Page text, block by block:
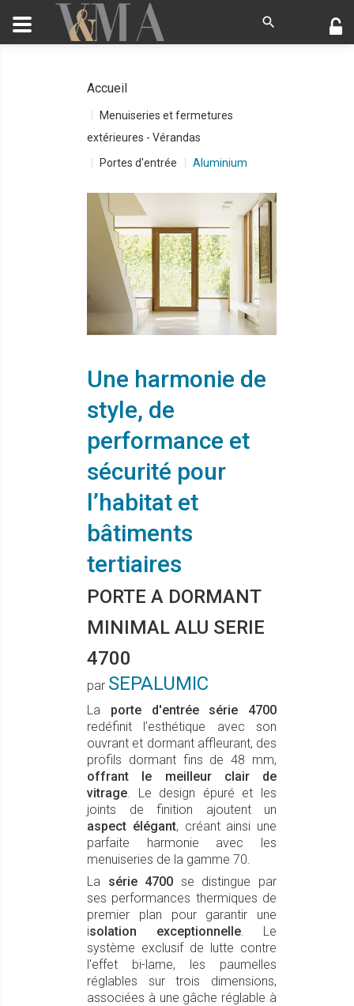
Accueil
Menuiseries et fermetures
extérieures - Vérandas
Portes d'entrée
Aluminium
Une harmonie de
style, de
performance et
sécurité pour
l’habitat et
bâtiments
tertiaires
PORTE A DORMANT
MINIMAL ALU SERIE
4700
par SEPALUMIC
La porte d'entrée série 4700
redéfinit l’esthétique avec son
ouvrant et dormant affleurant, des
profils dormant fins de 48 mm,
offrant le meilleur clair de
vitrage. Le design épuré et les
joints de finition ajoutent un
aspect élégant, créant ainsi une
parfaite harmonie avec les
menuiseries de la gamme 70.
La série 4700 se distingue par
ses performances thermiques de
premier plan pour garantir une
isolation exceptionnelle. Le
système exclusif de lutte contre
l'effet bi-lame, les paumelles
réglables sur trois dimensions,
associées à une gâche réglable à